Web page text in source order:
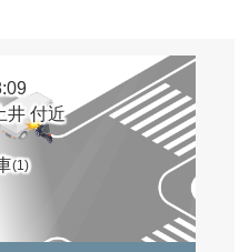
井 付近
(1)